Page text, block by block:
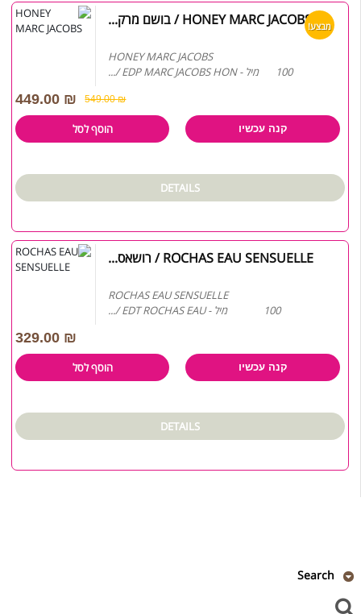
מבצע!HONEY MARC JACOBS / בושם מרק...
HONEY MARC JACOBS
100 מיל - EDP MARC JACOBS HON /...
549.00₪
449.00 ₪
הוסף לסל קנה עכשיו
DETAILS
ROCHAS EAU SENSUELLE / רושאס...
ROCHAS EAU SENSUELLE
100 מיל - EDT ROCHAS EAU /...
329.00 ₪
הוסף לסל קנה עכשיו
DETAILS
Search